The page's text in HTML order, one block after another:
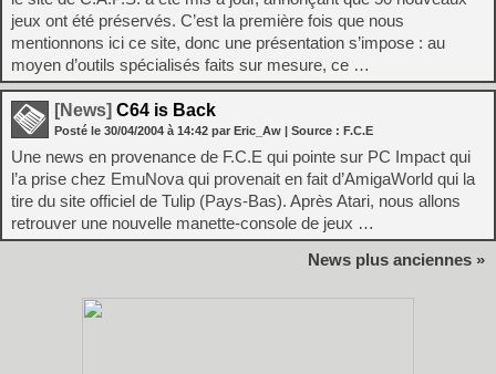
jeux ont été préservés. C’est la première fois que nous
mentionnons ici ce site, donc une présentation s’impose : au
moyen d’outils spécialisés faits sur mesure, ce …
[News] C64 is Back
Posté le 30/04/2004 à 14:42 par Eric_Aw | Source : F.C.E
Une news en provenance de F.C.E qui pointe sur PC Impact qui
l’a prise chez EmuNova qui provenait en fait d’AmigaWorld qui la
tire du site officiel de Tulip (Pays-Bas). Après Atari, nous allons
retrouver une nouvelle manette-console de jeux …
News plus anciennes »